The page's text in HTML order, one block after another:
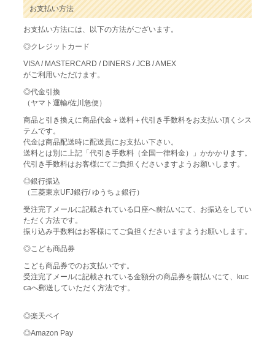
お支払い方法
お支払い方法には、以下の方法がございます。
◎クレジットカード
VISA / MASTERCARD / DINERS / JCB / AMEX
がご利用いただけます。
◎代金引換
（ヤマト運輸/佐川急便）
商品と引き換えに商品代金＋送料＋代引き手数料をお支払い頂くシス
テムです。
代金は商品配送時に配送員にお支払い下さい。
送料とは別に上記「代引き手数料（全国一律料金）」かかかります。
代引き手数料はお客様にてご負担くださいますようお願いします。
◎銀行振込
（三菱東京UFJ銀行/ ゆうちょ銀行）
受注完了メールに記載されている口座へ前払いにて、お振込をしてい
ただく方法です。
振り込み手数料はお客様にてご負担くださいますようお願いします。
◎こども商品券
こども商品券でのお支払いです。
受注完了メールに記載されている金額分の商品券を前払いにて、kuc
caへ郵送していただく方法です。
◎楽天ペイ
◎Amazon Pay